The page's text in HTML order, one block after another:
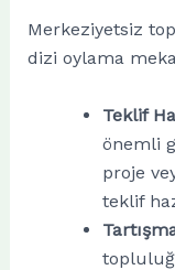
Merkeziyetsiz
dizi oylama
Teklif
önemli
proje
teklif